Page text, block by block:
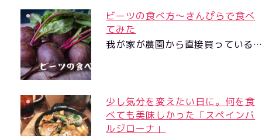
ビーツの食べ方〜きんぴらで食べ
てみた
我が家が農園から直接買っている
少し気分を変えたい日に。何を食
べても美味しかった「スペインバ
ルジローナ」